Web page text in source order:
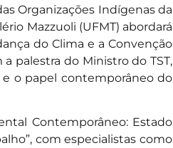
Organizações Indígenas da
Mazzuoli (UFMT) abordará
do Clima e a Convenção
palestra do Ministro do TST,
e o papel contemporâneo do
Contemporâneo: Estado
com especialistas como